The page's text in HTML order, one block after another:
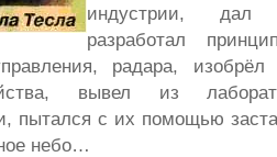
индустрии, дал
разработал
радара,
вывел из
пытался с их помощью
небо…